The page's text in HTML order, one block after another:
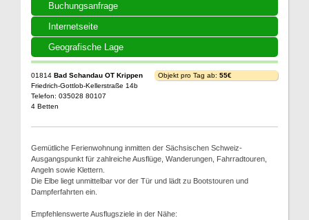
Buchungsanfrage
Internetseite
Geografische Lage
01814 Bad Schandau OT Krippen
Friedrich-Gottlob-Kellerstraße 14b
Telefon: 035028 80107
4 Betten
Objekt pro Tag ab: 55€
Gemütliche Ferienwohnung inmitten der Sächsischen Schweiz-
Ausgangspunkt für zahlreiche Ausflüge, Wanderungen, Fahrradtouren,
Angeln sowie Klettern.
Die Elbe liegt unmittelbar vor der Tür und lädt zu Bootstouren und
Dampferfahrten ein.
Empfehlenswerte Ausflugsziele in der Nähe: